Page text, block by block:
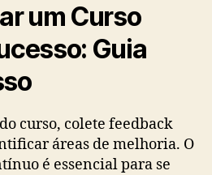
um Curso
Guia
curso, colete feedback
áreas de melhoria. O
é essencial para se